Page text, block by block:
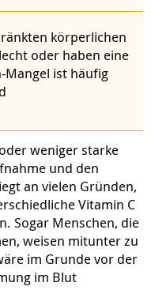
körperlichen
oder haben eine
Mangel ist häufig
weniger starke
und den
an vielen Gründen,
Vitamin C
Sogar Menschen, die
weisen mitunter zu
im Grunde vor der
im Blut